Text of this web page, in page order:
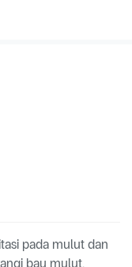
pada mulut dan
bau mulut.